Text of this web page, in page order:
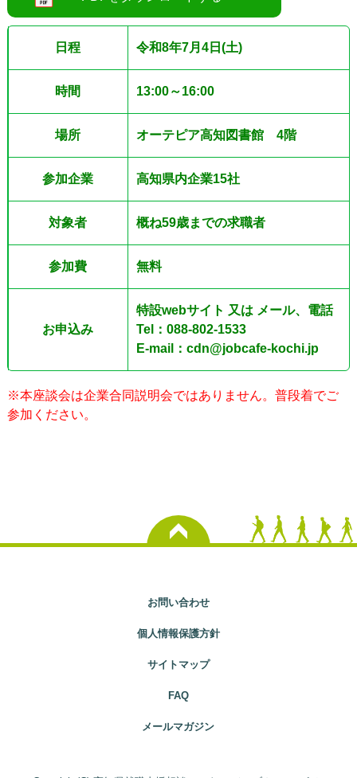
日程 令和8年7月4日(土)
時間 13:00～16:00
場所 オーテピア高知図書館 4階
参加企業 高知県内企業15社
対象者 概ね59歳までの求職者
参加費 無料
お申込み
特設webサイト 又は メール、電話
Tel：088-802-1533
E-mail：cdn@jobcafe-kochi.jp
※本座談会は企業合同説明会ではありません。普段着でご
参加ください。
お問い合わせ
個人情報保護方針
サイトマップ
FAQ
メールマガジン